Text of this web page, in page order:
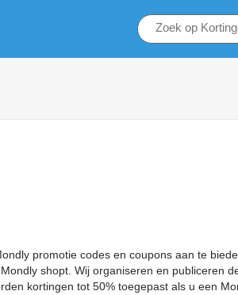
promotie codes en coupons aan te
shopt. Wij organiseren en publiceren
kortingen tot 50% toegepast als u een